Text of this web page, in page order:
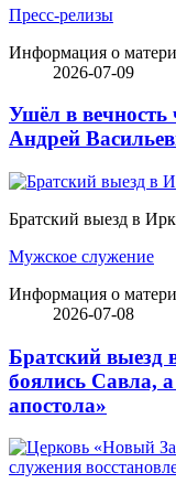
Пресс-релизы
Информация о
2026-07-09
Ушёл в
Андрей
Братский выезд в
Мужское служение
Информация о
2026-07-08
Братский выезд
боялись Савла,
апостола»